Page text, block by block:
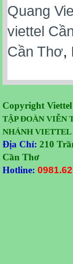
Quang
viettel
Cần Thơ,
Copyright
TẬP ĐOÀN VIỄN
NHÁNH VIETTEL
Địa Chỉ: 210
Cần Thơ
Hotline: